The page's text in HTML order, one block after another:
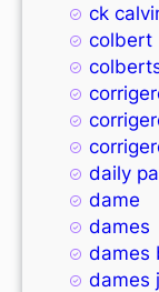
ck
colbert
daily
dame
dames
dames
dames